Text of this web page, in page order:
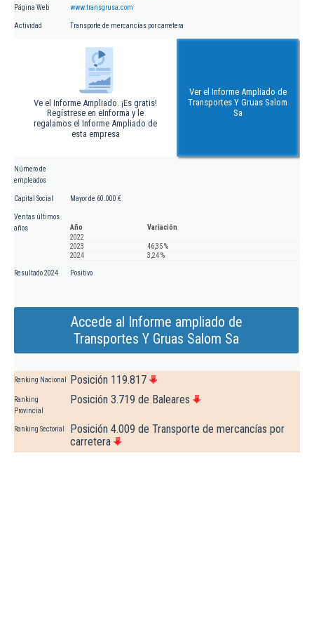
Página Web www.transgrusa.com
Actividad Transporte de mercancías por carretera
Ve el Informe Ampliado. ¡Es gratis!
Regístrese en eInforma y le
regalamos el Informe Ampliado de
esta empresa
Ver el Informe Ampliado de
Transportes Y Gruas Salom
Sa
Número de
empleados
Capital Social Mayor de 60.000 €
Ventas últimos
años
Año
Variación
2022
2023
46,35 %
2024
3,24 %
Resultado 2024 Positivo
Accede al Informe ampliado de
Transportes Y Gruas Salom Sa
Ranking Nacional Posición 119.817
Ranking
Provincial
Posición 3.719 de Baleares
Ranking Sectorial
Posición 4.009 de Transporte de mercancías por
carretera